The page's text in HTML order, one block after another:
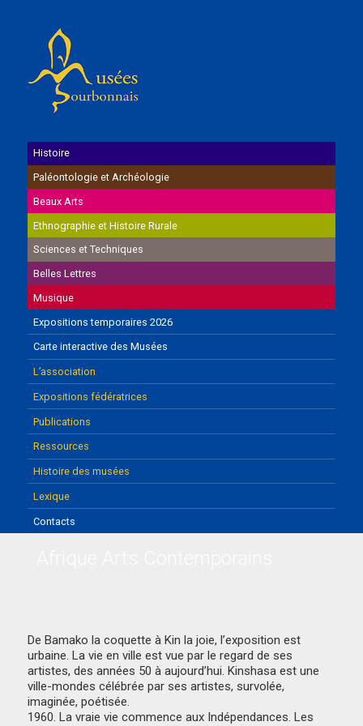
Histoire
Paléontologie et Archéologie
Beaux Arts
Ethnographie et Histoire Rurale
Sciences et Techniques
Belles Lettres
Musique
Expositions temporaires 2026
Carte interactive des Musées
L’association
Expositions fédératrices
Publications
Ressources
Histoire des musées
Lexique
Contacts
De Bamako la coquette à Kin la joie, l’exposition est
urbaine. La vie en ville est vue par le regard de ses
artistes, des années 50 à aujourd’hui. Kinshasa est une
ville-mondes célébrée par ses artistes, survolée,
imaginée, poétisée.
1960. La vraie vie commence aux Indépendances. Les